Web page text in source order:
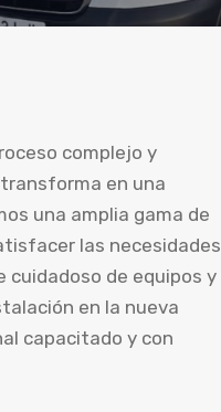
complejo y
en una
una amplia gama de
las necesidades
cuidadoso de equipos y
en la nueva
capacitado y con